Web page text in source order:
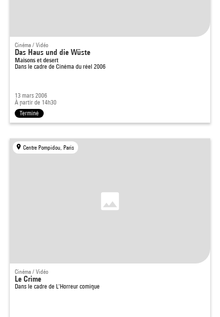
Cinéma / Vidéo
Das Haus und die Wüste
Maisons et desert
Dans le cadre de Cinéma du réel 2006
13 mars 2006
À partir de 14h30
Terminé
Centre Pompidou, Paris
Cinéma / Vidéo
Le Crime
Dans le cadre de L'Horreur comique